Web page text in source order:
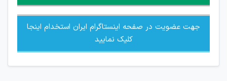
جهت عضویت در صفحه اینستاگرام ایران استخدام اینجا
کلیک نمایید